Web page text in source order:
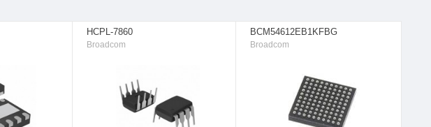
HCPL-7860
Broadcom
BCM54612EB1KFBG
Broadcom